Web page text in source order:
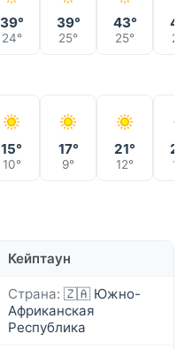
39°
24°
39°
25°
43°
25° 26°
15°
10°
17°
9°
21°
12° 15°
Кейптаун
Страна: 🇿🇦 Южно-
Африканская
Республика